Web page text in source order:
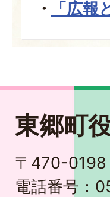
「広
東郷町
〒470-0198
電話番号：